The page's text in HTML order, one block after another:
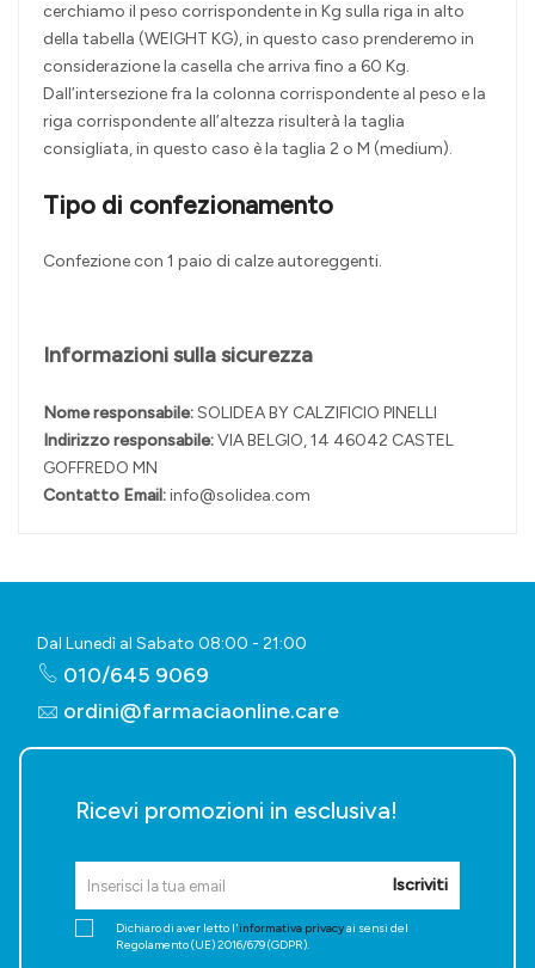
cerchiamo il peso corrispondente in Kg sulla riga in alto
della tabella (WEIGHT KG), in questo caso prenderemo in
considerazione la casella che arriva fino a 60 Kg.
Dall’intersezione fra la colonna corrispondente al peso e la
riga corrispondente all’altezza risulterà la taglia
consigliata, in questo caso è la taglia 2 o M (medium).
Tipo di confezionamento
Confezione con 1 paio di calze autoreggenti.
Informazioni sulla sicurezza
Nome responsabile:SOLIDEA BY CALZIFICIO PINELLI
Indirizzo responsabile:VIA BELGIO, 14 46042 CASTEL
GOFFREDO MN
Contatto Email:info@solidea.com
Dal Lunedì al Sabato 08:00 - 21:00
010/645 9069
ordini@farmaciaonline.care
Ricevi promozioni in esclusiva!
Iscriviti
Dichiaro di aver letto l'informativa privacyai sensi del
Regolamento (UE) 2016/679 (GDPR).